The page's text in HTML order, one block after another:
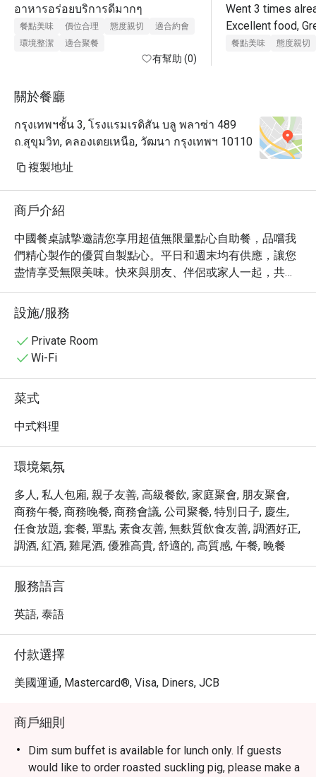
อาหารอร่อยบริการดีมากๆ
餐點美味 價位合理 態度親切
適合約會
環境整潔
適合聚餐
有幫助 (0)
Went 3 times
Excellent food,
excellent service.
餐點美味 態度親切
關於餐廳
กรุงเทพฯชั้น 3, โรงแรมเรดิสัน บลู พลาซ่า 489
ถ.สุขุมวิท, คลองเตยเหนือ, วัฒนา กรุงเทพฯ 10110
複製地址
商戶介紹
中國餐桌誠摯邀請您享用超值無限量點心自助餐，品嚐我
們精心製作的優質自製點心。平日和週末均有供應，讓您
盡情享受無限美味。快來與朋友、伴侶或家人一起，共享
這令人滿足的美食盛宴吧！
🥢 必嚐招牌菜：
• 招牌醬汁烤鴨叉燒腸粉
• 彈牙鮮蝦餃（蝦餃），熱氣騰騰，口感彈牙
• 青檸香草清蒸鱸魚
• 流沙包，內餡濃鬱香滑
• 香脆炸蝦春捲，金黃酥脆，蝦肉飽滿
• 港式脆皮五花肉，皮脆肉嫩
• XO醬海鮮炒飯，香氣四溢，鍋氣十足
設施/服務
Private Room
Wi-Fi
菜式
中式料理
環境氣氛
多人, 私人包廂, 親子友善, 高級餐飲, 家庭聚會, 朋友聚會,
商務午餐, 商務晚餐, 商務會議, 公司聚餐, 特別日子, 慶生,
任食放題, 套餐, 單點, 素食友善, 無麩質飲食友善, 調酒好正,
調酒, 紅酒, 雞尾酒, 優雅高貴, 舒適的, 高質感, 午餐, 晚餐
服務語言
英語, 泰語
付款選擇
美國運通, Mastercard®, Visa, Diners, JCB
商戶細則
Dim sum buffet is available for lunch only. If guests
would like to order roasted suckling pig, please make a